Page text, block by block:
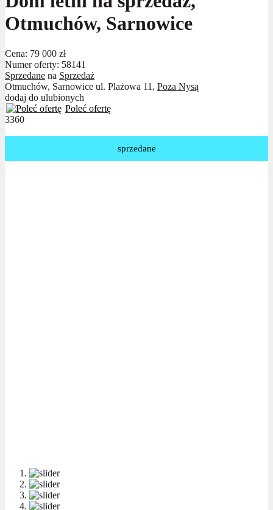
Otmuchów, Sarnowice
Cena: 79 000 zł
Numer oferty: 58141
Sprzedane na Sprzedaż
Otmuchów, Sarnowice ul. Plażowa 11, Poza Nysą
dodaj do ulubionych
Poleć ofertę
3360
sprzedane